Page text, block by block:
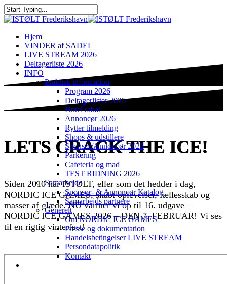
Hjem
VINDER af SADEL
LIVE STREAM 2026
Deltagerliste 2026
INFO
Praktisk information
Program 2026
Deltagerlister 2025
Hotel rabat
Annoncør 2026
Rytter tilmelding
Shops & udstillere
Sponsor/Annoncør 2026
Parkering
Cafeteria og mad
TEST RIDNING 2026
Samarbejde
Sponsor- & Annoncør Katalog
Samarbejds partnere
Generelt
Om NORDIC ICE GAMES
Presse og dokumentation
Handelsbetingelser LIVE STREAM
Persondatapolitik
Kontakt
LETS CRACK THE ICE!
Siden 2010 har ISTØLT, eller som det hedder i dag,
NORDIC ICE GAMES, skabt oplevelser, fællesskab og
masser af glæde. NU varmer vi op til 16. udgave –
NORDIC ICE GAMES 2026 – DEN 7. FEBRUAR! Vi ses
til en rigtig vinterfest!